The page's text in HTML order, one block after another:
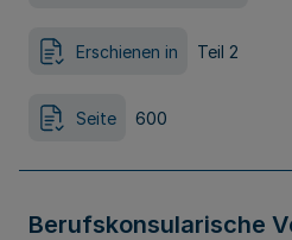
Erschienen in Teil 2
Seite 600
Berufskonsularische